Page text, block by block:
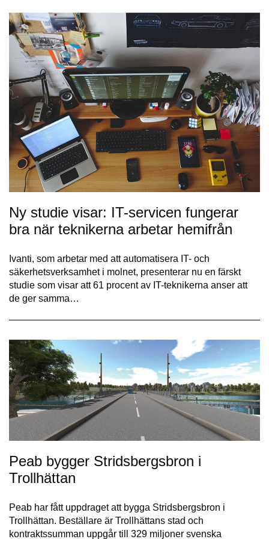
Ny studie visar: IT-servicen fungerar
bra när teknikerna arbetar hemifrån
Ivanti, som arbetar med att automatisera IT- och
säkerhetsverksamhet i molnet, presenterar nu en färskt
studie som visar att 61 procent av IT-teknikerna anser att
de ger samma…
Peab bygger Stridsbergsbron i
Trollhättan
Peab har fått uppdraget att bygga Stridsbergsbron i
Trollhättan. Beställare är Trollhättans stad och
kontraktssumman uppgår till 329 miljoner svenska